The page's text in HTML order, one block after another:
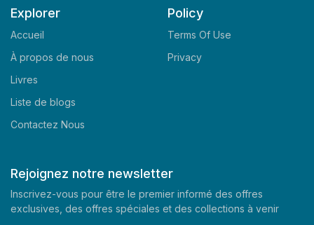
Explorer
Accueil
À propos de nous
Livres
Liste de blogs
Contactez Nous
Policy
Terms Of Use
Privacy
Rejoignez notre newsletter
Inscrivez-vous pour être le premier informé des offres
exclusives, des offres spéciales et des collections à venir